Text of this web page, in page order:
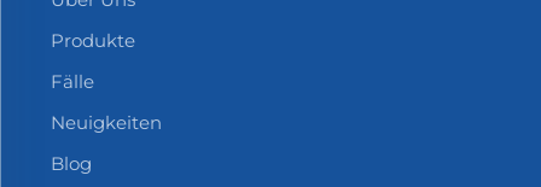
Produkte
Fälle
Neuigkeiten
Blog